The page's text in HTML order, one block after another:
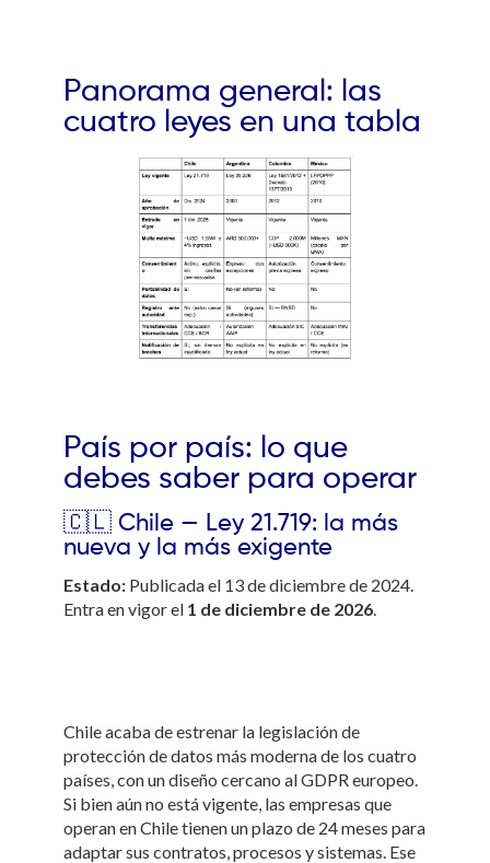
Panorama general: las
cuatro leyes en una tabla
País por país: lo que
debes saber para operar
🇨🇱 Chile — Ley 21.719: la más
nueva y la más exigente
Estado: Publicada el 13 de diciembre de 2024.
Entra en vigor el 1 de diciembre de 2026
Chile acaba de estrenar la legislación de
protección de datos más moderna de los cuatro
países, con un diseño cercano al GDPR europeo.
Si bien aún no está vigente, las empresas que
operan en Chile tienen un plazo de 24 meses para
adaptar sus contratos, procesos y sistemas. Ese